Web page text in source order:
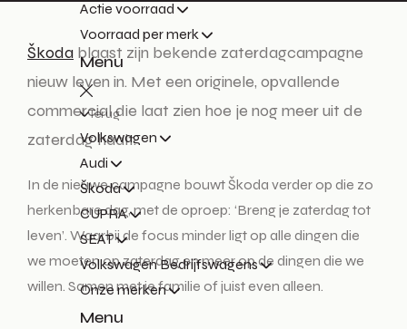
Actie voorraad
Voorraad per merk
Menu
Terug
Volkswagen
Audi
Škoda
CUPRA
SEAT
Volkswagen Bedrijfswagens
Onze merken
Menu
Škoda blaast zijn bekende zaterdagcampagne
nieuw leven in. Met een originele, opvallende
commercial die laat zien hoe je nog meer uit de
zaterdag haalt.
In de nieuwe campagne bouwt Škoda verder op die zo
herkenbare dag, met de oproep: ‘Breng je zaterdag tot
leven’. Waarbij de focus minder ligt op alle dingen die
we moeten op zaterdag en meer op de dingen die we
willen. Samen met je familie of juist even alleen.